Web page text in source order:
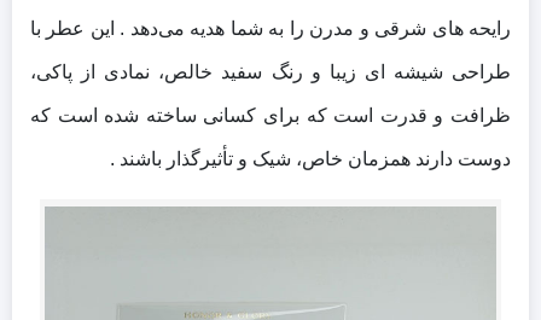
رایحه‌ های شرقی و مدرن را به شما هدیه می‌دهد . این عطر با
طراحی شیشه‌ ای زیبا و رنگ سفید خالص، نمادی از پاکی،
ظرافت و قدرت است که برای کسانی ساخته شده است که
دوست دارند همزمان خاص، شیک و تأثیرگذار باشند .